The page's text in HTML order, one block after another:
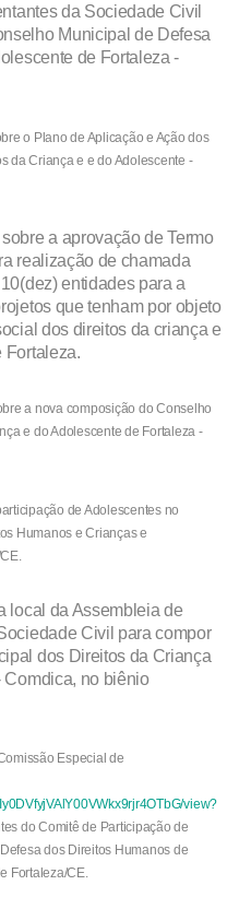
da Sociedade Civil
Municipal de Defesa
de Fortaleza -
o Plano de Aplicação e Ação dos
da Criança e e do Adolescente -
a aprovação de Termo
realização de chamada
entidades para a
que tenham por objeto
dos direitos da criança e
a nova composição do Conselho
e do Adolescente de Fortaleza -
de Adolescentes no
Humanos e Crianças e
local da Assembleia de
Civil para compor
dos Direitos da Criança
Comdica, no biênio
Especial de
view?
do Comitê de Participação de
dos Direitos Humanos de
Fortaleza/CE.